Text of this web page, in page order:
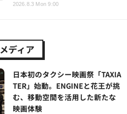
2026.8.3 Mon 9:00
メディア
日本初のタクシー映画祭「TAXIA
TER」始動。ENGINEと花王が挑
む、移動空間を活用した新たな
映画体験